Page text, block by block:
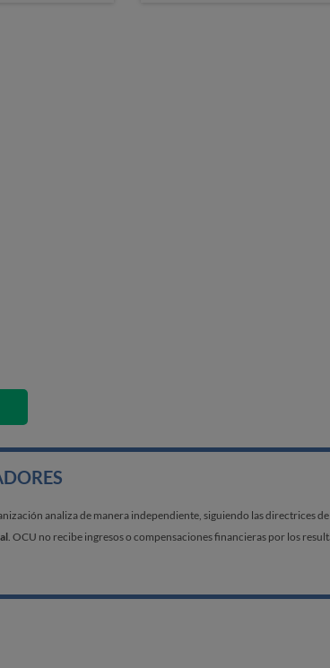
analiza de manera independiente, siguiendo las directrices
. OCU no recibe ingresos o compensaciones financieras por los